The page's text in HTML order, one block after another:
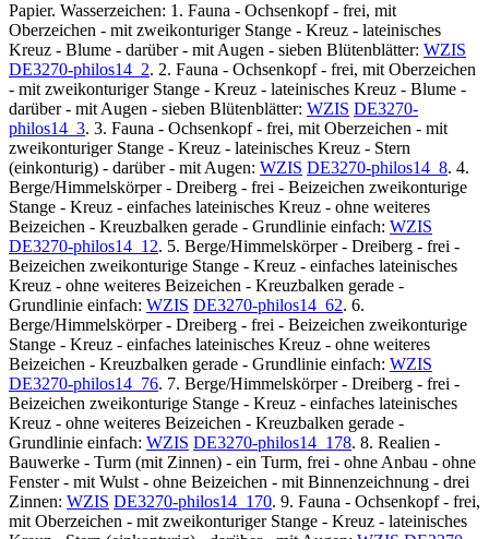
Papier. Wasserzeichen: 1. Fauna - Ochsenkopf - frei, mit
Oberzeichen - mit zweikonturiger Stange - Kreuz - lateinisches
Kreuz - Blume - darüber - mit Augen - sieben Blütenblätter: WZIS
DE3270-philos14_2. 2. Fauna - Ochsenkopf - frei, mit Oberzeichen
- mit zweikonturiger Stange - Kreuz - lateinisches Kreuz - Blume -
darüber - mit Augen - sieben Blütenblätter: WZIS DE3270-
philos14_3. 3. Fauna - Ochsenkopf - frei, mit Oberzeichen - mit
zweikonturiger Stange - Kreuz - lateinisches Kreuz - Stern
(einkonturig) - darüber - mit Augen: WZIS DE3270-philos14_8. 4.
Berge/Himmelskörper - Dreiberg - frei - Beizeichen zweikonturige
Stange - Kreuz - einfaches lateinisches Kreuz - ohne weiteres
Beizeichen - Kreuzbalken gerade - Grundlinie einfach: WZIS
DE3270-philos14_12. 5. Berge/Himmelskörper - Dreiberg - frei -
Beizeichen zweikonturige Stange - Kreuz - einfaches lateinisches
Kreuz - ohne weiteres Beizeichen - Kreuzbalken gerade -
Grundlinie einfach: WZIS DE3270-philos14_62. 6.
Berge/Himmelskörper - Dreiberg - frei - Beizeichen zweikonturige
Stange - Kreuz - einfaches lateinisches Kreuz - ohne weiteres
Beizeichen - Kreuzbalken gerade - Grundlinie einfach: WZIS
DE3270-philos14_76. 7. Berge/Himmelskörper - Dreiberg - frei -
Beizeichen zweikonturige Stange - Kreuz - einfaches lateinisches
Kreuz - ohne weiteres Beizeichen - Kreuzbalken gerade -
Grundlinie einfach: WZIS DE3270-philos14_178. 8. Realien -
Bauwerke - Turm (mit Zinnen) - ein Turm, frei - ohne Anbau - ohne
Fenster - mit Wulst - ohne Beizeichen - mit Binnenzeichnung - drei
Zinnen: WZIS DE3270-philos14_170. 9. Fauna - Ochsenkopf - frei,
mit Oberzeichen - mit zweikonturiger Stange - Kreuz - lateinisches